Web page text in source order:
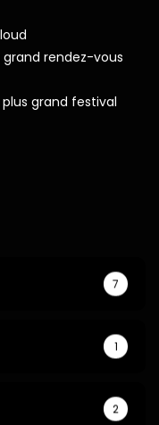
rendez-vous
grand festival
7
1
2